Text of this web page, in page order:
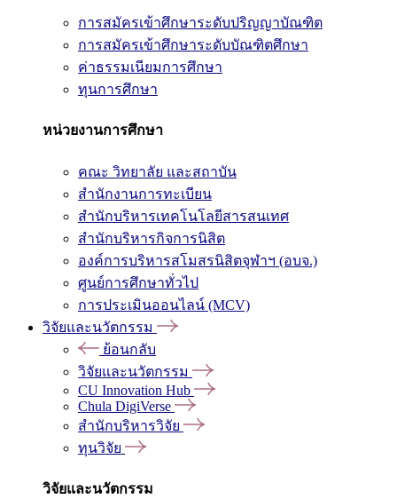
การสมัครเข้าศึกษาระดับปริญญาบัณฑิต
การสมัครเข้าศึกษาระดับบัณฑิตศึกษา
ค่าธรรมเนียมการศึกษา
ทุนการศึกษา
หน่วยงานการศึกษา
คณะ วิทยาลัย และสถาบัน
สำนักงานการทะเบียน
สำนักบริหารเทคโนโลยีสารสนเทศ
สำนักบริหารกิจการนิสิต
องค์การบริหารสโมสรนิสิตจุฬาฯ (อบจ.)
ศูนย์การศึกษาทั่วไป
การประเมินออนไลน์ (MCV)
วิจัยและนวัตกรรม
ย้อนกลับ
วิจัยและนวัตกรรม
CU Innovation Hub
Chula DigiVerse
สำนักบริหารวิจัย
ทุนวิจัย
วิจัยและนวัตกรรม